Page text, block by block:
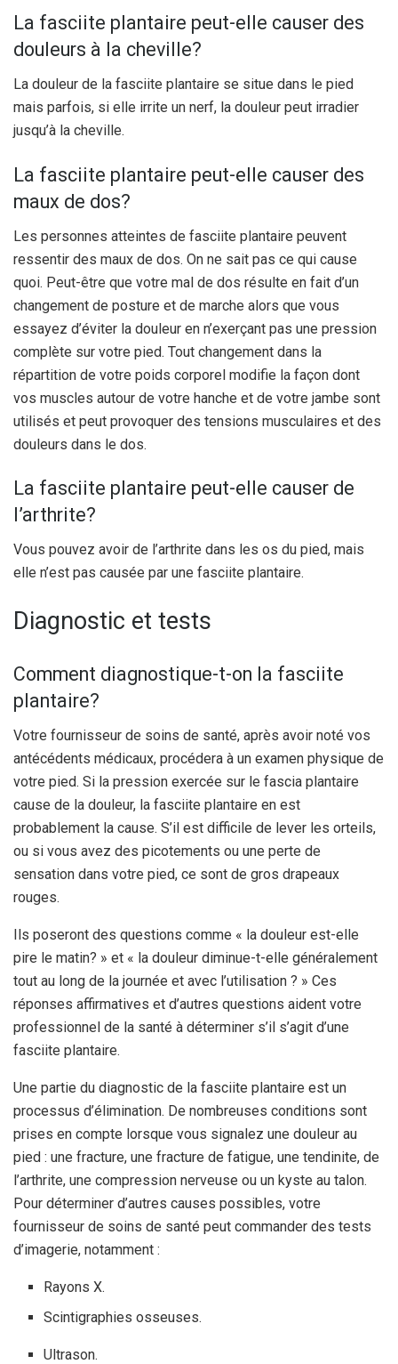
La fasciite plantaire peut-elle causer des
douleurs à la cheville?
La douleur de la fasciite plantaire se situe dans le pied
mais parfois, si elle irrite un nerf, la douleur peut irradier
jusqu’à la cheville.
La fasciite plantaire peut-elle causer des
maux de dos?
Les personnes atteintes de fasciite plantaire peuvent
ressentir des maux de dos. On ne sait pas ce qui cause
quoi. Peut-être que votre mal de dos résulte en fait d’un
changement de posture et de marche alors que vous
essayez d’éviter la douleur en n’exerçant pas une pression
complète sur votre pied. Tout changement dans la
répartition de votre poids corporel modifie la façon dont
vos muscles autour de votre hanche et de votre jambe sont
utilisés et peut provoquer des tensions musculaires et des
douleurs dans le dos.
La fasciite plantaire peut-elle causer de
l’arthrite?
Vous pouvez avoir de l’arthrite dans les os du pied, mais
elle n’est pas causée par une fasciite plantaire.
Diagnostic et tests
Comment diagnostique-t-on la fasciite
plantaire?
Votre fournisseur de soins de santé, après avoir noté vos
antécédents médicaux, procédera à un examen physique de
votre pied. Si la pression exercée sur le fascia plantaire
cause de la douleur, la fasciite plantaire en est
probablement la cause. S’il est difficile de lever les orteils,
ou si vous avez des picotements ou une perte de
sensation dans votre pied, ce sont de gros drapeaux
rouges.
Ils poseront des questions comme « la douleur est-elle
pire le matin? » et « la douleur diminue-t-elle généralement
tout au long de la journée et avec l’utilisation ? » Ces
réponses affirmatives et d’autres questions aident votre
professionnel de la santé à déterminer s’il s’agit d’une
fasciite plantaire.
Une partie du diagnostic de la fasciite plantaire est un
processus d’élimination. De nombreuses conditions sont
prises en compte lorsque vous signalez une douleur au
pied : une fracture, une fracture de fatigue, une tendinite, de
l’arthrite, une compression nerveuse ou un kyste au talon.
Pour déterminer d’autres causes possibles, votre
fournisseur de soins de santé peut commander des tests
d’imagerie, notamment :
Rayons X.
Scintigraphies osseuses.
Ultrason.